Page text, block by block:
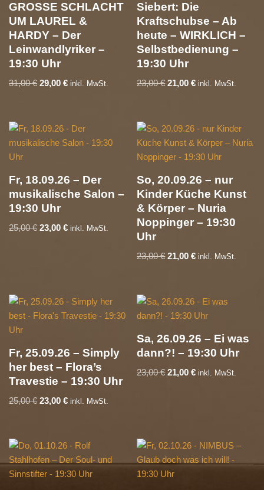
GROSSE SCHLACHT
UM LAUREL &
HARDY – Der
Leinwandlyriker –
19:30 Uhr
31,00€ 29,00 € inkl. MwSt.
Siebert: Die
Kraftschubse – Ab
heute – WIRKLICH –
Selbstbedienung –
19:30 Uhr
23,00€ 21,00€ inkl. MwSt.
Fr, 18.09.26 – Der
musikalische Salon –
19:30 Uhr
25,00€ 23,00 € inkl. MwSt.
So, 20.09.26 – nur
Kinder Küche Kunst
& Körper – Nuria
Noppinger – 19:30
Uhr
23,00€ 21,00€ inkl. MwSt.
Fr, 25.09.26 – Simply
her best – Flora’s
Travestie – 19:30 Uhr
25,00€ 23,00 € inkl. MwSt.
Sa, 26.09.26 – Ei was
dann?! – 19:30 Uhr
23,00€ 21,00€ inkl. MwSt.